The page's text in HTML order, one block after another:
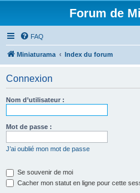
Forum de
FAQ
Miniaturama Index du forum
Connexion
Nom d’utilisateur :
Mot de passe :
J’ai oublié mon mot de passe
Se souvenir de moi
Cacher mon statut en ligne pour cette